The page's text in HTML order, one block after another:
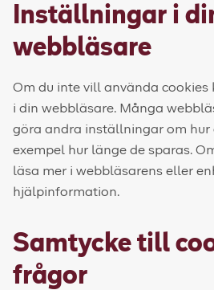
Inställningar i
webbläsare
Om du inte vill använda
i din webbläsare. Många
göra andra inställningar om hur
exempel hur länge de sparas.
läsa mer i webbläsarens eller
hjälpinformation.
Samtycke till
frågor